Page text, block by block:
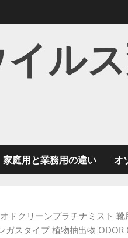
ルス
家庭用と業務用の違い オ
オドクリーンプラチナミス
スタイプ 植物抽出物